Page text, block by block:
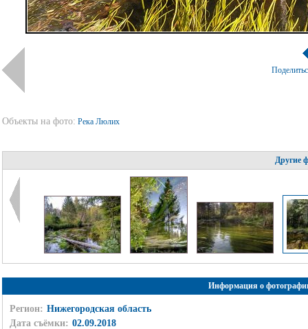
Объекты на фото: Река Люлих
Другие
Информация о
Регион: Нижегородская область
Дата съёмки: 02.09.2018